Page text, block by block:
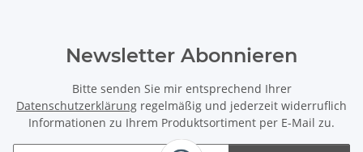
Newsletter Abonnieren
Bitte senden Sie mir entsprechend Ihrer
Datenschutzerklärung regelmäßig und jederzeit widerruflich
Informationen zu Ihrem Produktsortiment per E-Mail zu.